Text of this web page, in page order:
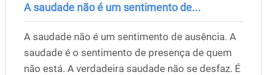
A saudade não é um sentimento de...
A saudade não é um sentimento de ausência. A
saudade é o sentimento de presença de quem
não está. A verdadeira saudade não se desfaz. É